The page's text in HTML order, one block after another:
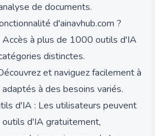
de documents.
d'ainavhub.com ?
à plus de 1000 outils d'IA
distinctes.
et naviguez facilement à
à des besoins variés.
d'IA : Les utilisateurs peuvent
d'IA gratuitement,